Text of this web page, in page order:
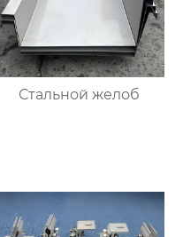
Стальной желоб